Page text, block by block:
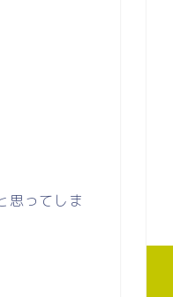
思ってしま